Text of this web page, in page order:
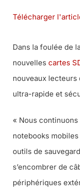
Télécharger
Dans la foulée de
nouvelles cartes
nouveaux lecteurs
ultra-rapide et
« Nous
notebooks
outils de
s’encombrer de
périphériques